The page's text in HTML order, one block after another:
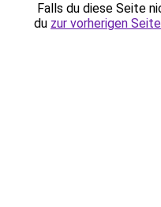
Falls du diese Seite
du zur vorherigen